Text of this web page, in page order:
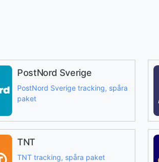
PostNord Sverige
PostNord Sverige tracking, spåra
paket
TNT
TNT tracking, spåra paket